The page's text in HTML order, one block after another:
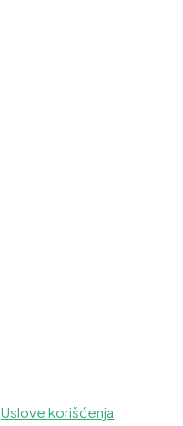
Uslove korišćenja